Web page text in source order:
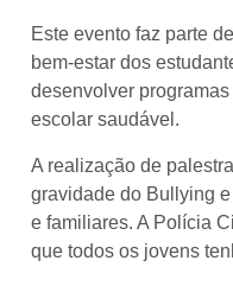
Este evento faz parte
bem-estar dos
desenvolver
escolar saudável.
A realização de
gravidade do Bullying
e familiares. A Polícia
que todos os jovens